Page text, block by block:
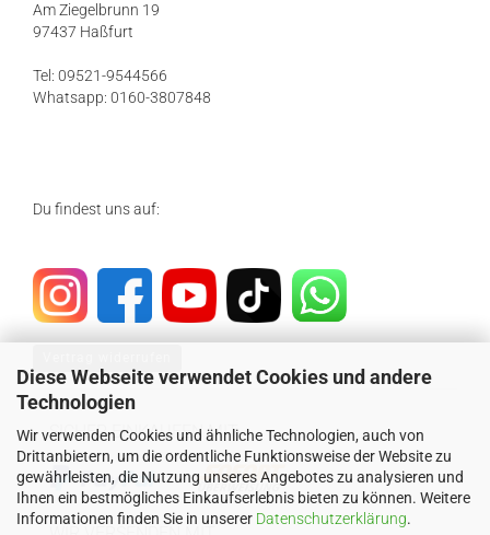
Diese Webseite verwendet Cookies und andere
Technologien
Wir verwenden Cookies und ähnliche Technologien, auch von
Drittanbietern, um die ordentliche Funktionsweise der Website zu
gewährleisten, die Nutzung unseres Angebotes zu analysieren und
Ihnen ein bestmögliches Einkaufserlebnis bieten zu können. Weitere
Informationen finden Sie in unserer Datenschutzerklärung.
Am Ziegelbrunn 19
97437 Haßfurt
Tel: 09521-9544566
Whatsapp: 0160-3807848
Du findest uns auf:
SICHER EINKAUFEN MIT